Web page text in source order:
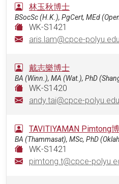
林玉秋博士
BSocSc (H.K.), PgCert, MEd
WK-S1421
aris.lam@cpce-
戴志樂博士
BA (Winn.), MA (Wat.), PhD
WK-S1420
andy.tai@cpce-
TAVITIYAMAN Pimtong
BA (Thammasat), MSc, PhD
WK-S1421
pimtong.t@cpce-